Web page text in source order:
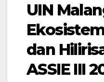
UIN
dan
ASSIE III